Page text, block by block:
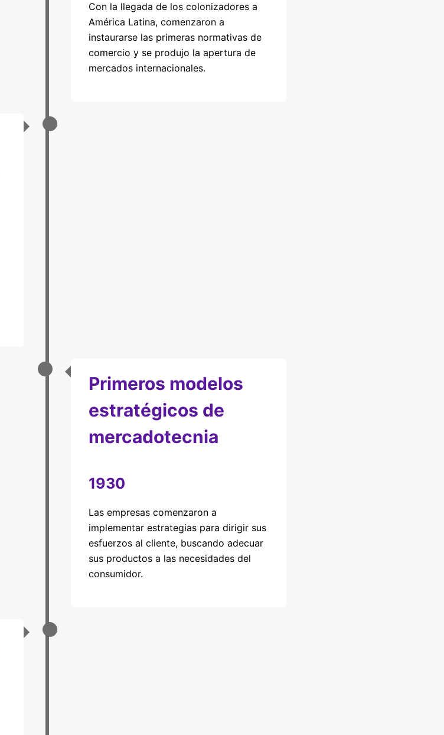
Con la llegada de los colonizadores a
América Latina, comenzaron a
instaurarse las primeras normativas de
comercio y se produjo la apertura de
mercados internacionales.
Primeros modelos
estratégicos de
mercadotecnia
1930
Las empresas comenzaron a
implementar estrategias para dirigir sus
esfuerzos al cliente, buscando adecuar
sus productos a las necesidades del
consumidor.